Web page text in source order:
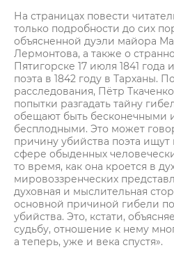
На страницах повести
только подробности до сих
объясненной дуэли майора
Лермонтова, а также о
Пятигорске 17 июля 1841 года
поэта в 1842 году в Тарханы.
расследования, Пётр
попытки разгадать тайну
обещают быть бесконечными
бесплодными. Это может
причину убийства поэта ищут
сфере обыденных
то время, как она кроется в
мировоззренческих
духовная и мыслительная
основной причиной гибели
убийства. Это, кстати,
судьбу, отношение к нему
а теперь, уже и века спустя».